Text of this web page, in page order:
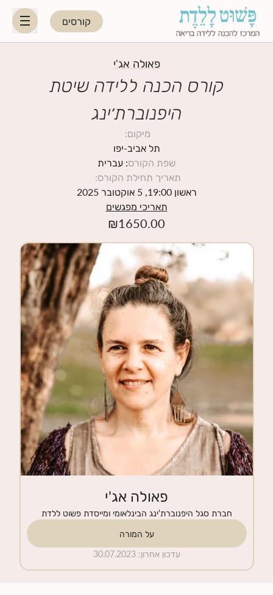
קורסים
היפנוברת׳ינג
תאריכי קורסים קרובים
בלוג
חנות
צרי קשר
פאולה אג'י
קורס הכנה ללידה שיטת
היפנוברת׳ינג
מיקום:
תל אביב-יפו
שפת הקורס: עברית
תאריך תחילת הקורס:
ראשון 19:00, 5 אוקטובר 2025
תאריכי מפגשים
₪1650.00
פאולה אג'י
חברת סגל היפנוברת'ינג הבינלאומי ומייסדת פשוט ללדת
על המורה
עדכון אחרון:
30.07.2023